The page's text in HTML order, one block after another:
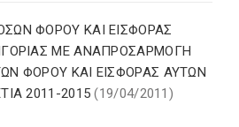
ΦΟΡΟΥ ΚΑΙ ΕΙΣΦΟΡΑΣ
ΜΕ ΑΝΑΠΡΟΣΑΡΜΟΓΗ
ΦΟΡΟΥ ΚΑΙ ΕΙΣΦΟΡΑΣ ΑΥΤΩΝ
2011-2015(19/04/2011)